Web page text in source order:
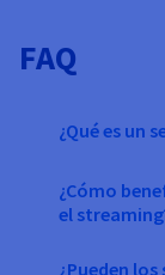
FAQ
¿Qué es un
¿Cómo
el
¿Pueden